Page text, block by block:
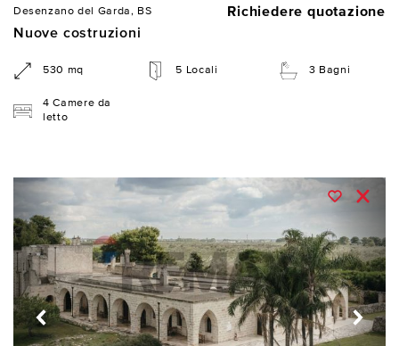
Desenzano del Garda, BS
Richiedere quotazione
Nuove costruzioni
530 mq 5 Locali 3 Bagni
4 Camere da
letto